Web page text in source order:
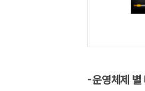
- 운영체제